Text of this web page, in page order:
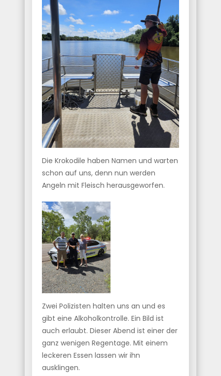
Die Krokodile haben Namen und warten
schon auf uns, denn nun werden
Angeln mit Fleisch herausgeworfen.
Zwei Polizisten halten uns an und es
gibt eine Alkoholkontrolle. Ein Bild ist
auch erlaubt. Dieser Abend ist einer der
ganz wenigen Regentage. Mit einem
leckeren Essen lassen wir ihn
ausklingen.